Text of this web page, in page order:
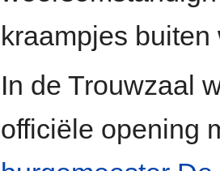
kraampjes
In de Trouwzaal
officiële opening